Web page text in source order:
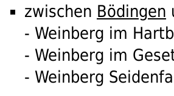
zwischen Bödingen
- Weinberg im
- Weinberg im
- Weinberg